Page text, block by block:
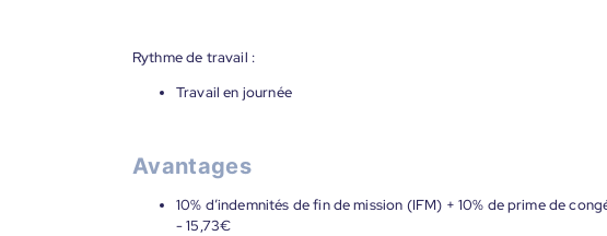
Rythme de travail :
Travail en journée
Avantages
10% d’indemnités de fin de mission (IFM) + 10% de prime de
- 15,73€